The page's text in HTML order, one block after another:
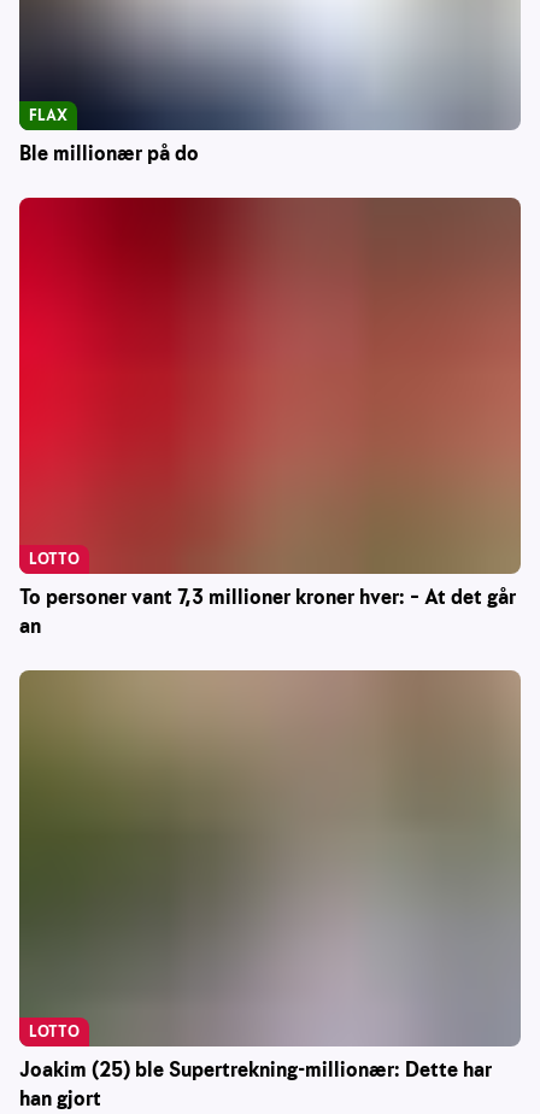
Ble millionær på do
FLAX
To personer vant 7,3 millioner kroner hver: – At det går
an
LOTTO
Joakim (25) ble Supertrekning-millionær: Dette har
han gjort
LOTTO